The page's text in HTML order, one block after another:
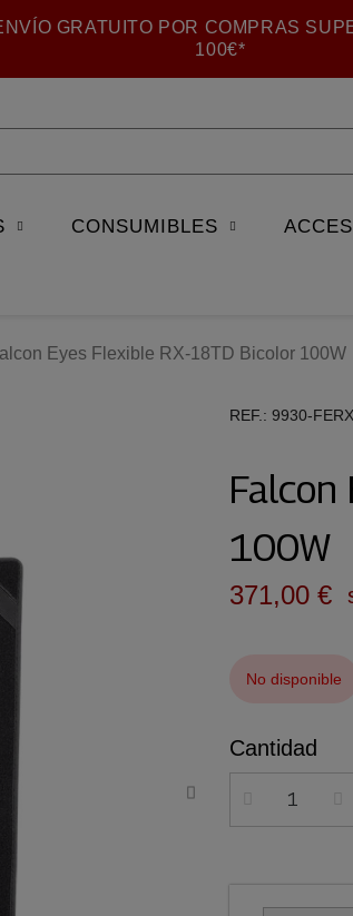
GRATUITO POR COMPRAS
100€*
CONSUMIBLES
Eyes Flexible RX-18TD Bicolor 100W
REF. 9930-
Falcon
100W
371,00 €
No disponible
Cantidad